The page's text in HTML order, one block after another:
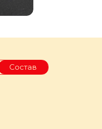
Состав